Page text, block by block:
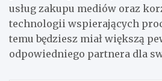
usług zakupu mediów oraz
technologii wspierających
temu będziesz miał większą
odpowiedniego partnera dla